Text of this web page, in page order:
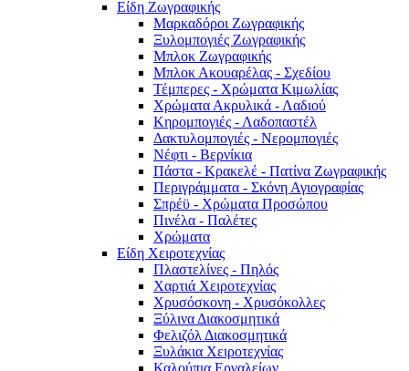
Είδη Ζωγραφικής
Μαρκαδόροι Ζωγραφικής
Ξυλομπογιές Ζωγραφικής
Μπλοκ Ζωγραφικής
Μπλοκ Ακουαρέλας - Σχεδίου
Τέμπερες - Χρώματα Κιμωλίας
Χρώματα Ακρυλικά - Λαδιού
Κηρομπογιές - Λαδοπαστέλ
Δακτυλομπογιές - Νερομπογιές
Νέφτι - Βερνίκια
Πάστα - Κρακελέ - Πατίνα Ζωγραφικής
Περιγράμματα - Σκόνη Αγιογραφίας
Σπρέϋ - Χρώματα Προσώπου
Πινέλα - Παλέτες
Χρώματα
Είδη Χειροτεχνίας
Πλαστελίνες - Πηλός
Χαρτιά Χειροτεχνίας
Χρυσόσκονη - Χρυσόκoλλες
Ξύλινα Διακοσμητικά
Φελιζόλ Διακοσμητικά
Ξυλάκια Χειροτεχνίας